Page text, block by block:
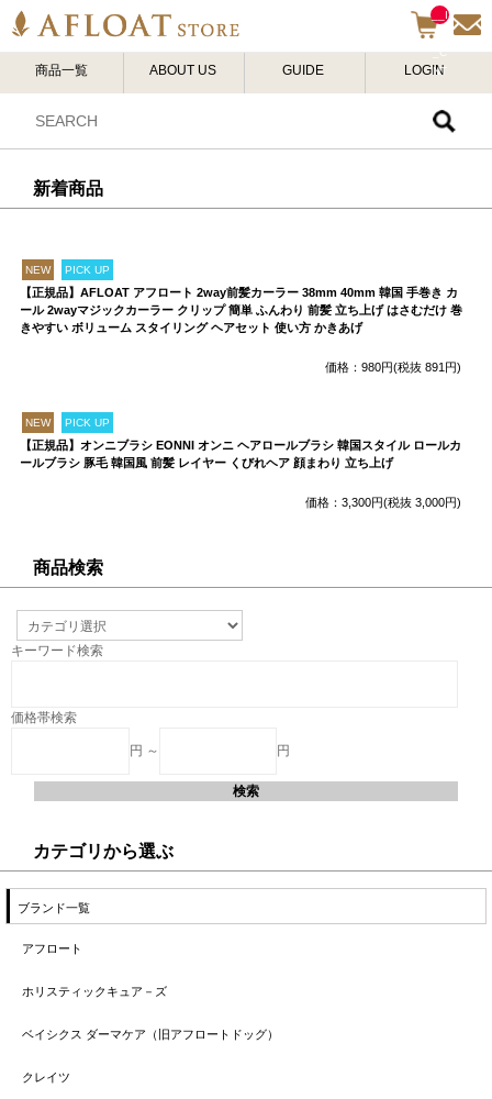
__I
TM
_C
NT
商品一覧 ABOUT US GUIDE LOGIN
新着商品
NEW PICK UP
【正規品】AFLOAT アフロート 2way前髪カーラー 38mm 40mm 韓国 手巻き カ
ール 2wayマジックカーラー クリップ 簡単 ふんわり 前髪 立ち上げ はさむだけ 巻
きやすい ボリューム スタイリング ヘアセット 使い方 かきあげ
価格：980円(税抜 891円)
NEW PICK UP
【正規品】オンニブラシ EONNI オンニ ヘアロールブラシ 韓国スタイル ロールカ
ールブラシ 豚毛 韓国風 前髪 レイヤー くびれヘア 顔まわり 立ち上げ
価格：3,300円(税抜 3,000円)
商品検索
キーワード検索
価格帯検索
円 ～ 円
カテゴリから選ぶ
ブランド一覧
アフロート
ホリスティックキュア－ズ
ベイシクス ダーマケア（旧アフロートドッグ）
クレイツ